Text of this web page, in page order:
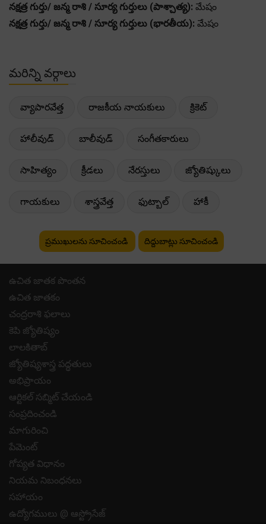
నక్షత్ర గుర్తు/ జన్మ రాశి / సూర్య గుర్తులు (పాశ్చాత్య): మేషం
నక్షత్ర గుర్తు/ జన్మ రాశి / సూర్య గుర్తులు (భారతీయ): మేషం
మరిన్ని వర్గాలు
వ్యాపారవేత్త రాజకీయ నాయకులు క్రికెట్
హాలీవుడ్ బాలీవుడ్ సంగీతకారులు
సాహిత్యం క్రీడలు నేరస్తులు జ్యోతిష్కులు
గాయకులు శాస్త్రవేత్త ఫుట్బాల్ హాకీ
ప్రముఖులను సూచించండి దిద్దుబాట్లు సూచించండి
ఉచిత జాతక పొంతన
ఉచిత జాతకం
చంద్రరాశి ఫలాలు
కెపి జ్యోతిష్యం
లాలకితాబ్
జ్యోతిష్యశాస్త్ర పద్ధతులు
అభిప్రాయం
ఆర్టికల్ సబ్మిట్ చేయండి
సంప్రదించండి
మాగురించి
పేమెంట్
గోప్యత విధానం
నియమ నిబంధనలు
సహాయం
ఉద్యోగములు @ ఆస్ట్రోసేజ్